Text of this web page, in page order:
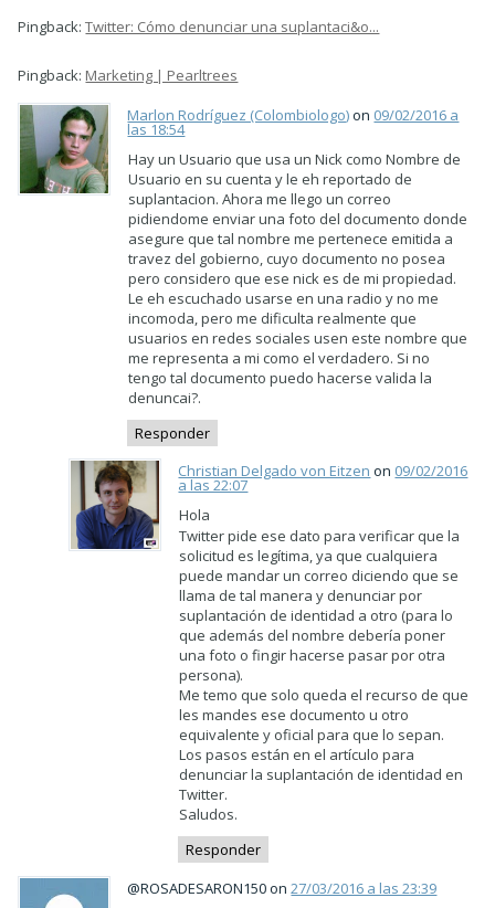
Pingback:Twitter: Cómo denunciar una suplantaci&o...
Pingback: Marketing | Pearltrees
Marlon Rodríguez (Colombiologo)on 09/02/2016 a
las 18:54
Hay un Usuario que usa un Nick como Nombre de
Usuario en su cuenta y le eh reportado de
suplantacion. Ahora me llego un correo
pidiendome enviar una foto del documento donde
asegure que tal nombre me pertenece emitida a
travez del gobierno, cuyo documento no posea
pero considero que ese nick es de mi propiedad.
Le eh escuchado usarse en una radio y no me
incomoda, pero me dificulta realmente que
usuarios en redes sociales usen este nombre que
me representa a mi como el verdadero. Si no
tengo tal documento puedo hacerse valida la
denuncai?.
Responder
Christian Delgado von Eitzen on 09/02/2016
a las 22:07
Hola
Twitter pide ese dato para verificar que la
solicitud es legítima, ya que cualquiera
puede mandar un correo diciendo que se
llama de tal manera y denunciar por
suplantación de identidad a otro (para lo
que además del nombre debería poner
una foto o fingir hacerse pasar por otra
persona).
Me temo que solo queda el recurso de que
les mandes ese documento u otro
equivalente y oficial para que lo sepan.
Los pasos están en el artículo para
denunciar la suplantación de identidad en
Twitter.
Saludos.
Responder
@ROSADESARON150 on27/03/2016 a las 23:39